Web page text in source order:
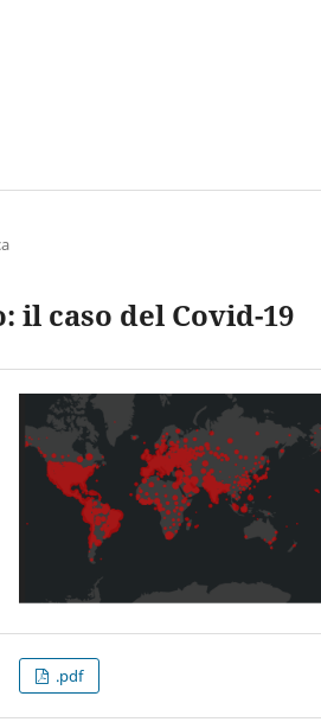
caso del Covid-19
.pdf